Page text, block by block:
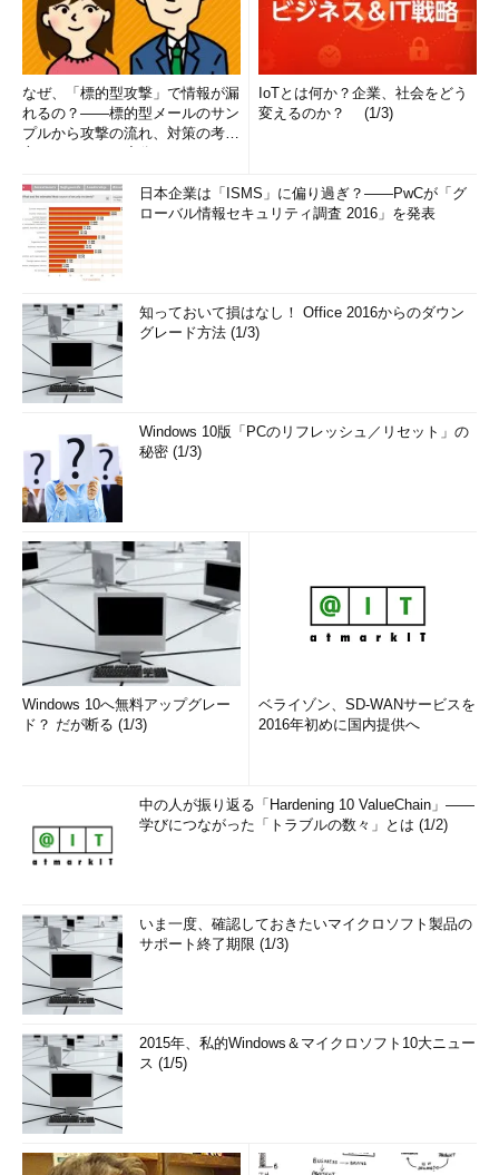
なぜ、「標的型攻撃」で情報が漏
れるの？――標的型メールのサン
プルから攻撃の流れ、対策の考え
IoTとは何か？企業、社会をどう
変えるのか？ (1/3)
日本企業は「ISMS」に偏り過ぎ？――PwCが「グ
ローバル情報セキュリティ調査 2016」を発表
知っておいて損はなし！ Office 2016からのダウン
グレード方法 (1/3)
Windows 10版「PCのリフレッシュ／リセット」の
秘密 (1/3)
Windows 10へ無料アップグレー
ド？ だが断る (1/3)
ベライゾン、SD-WANサービスを
2016年初めに国内提供へ
中の人が振り返る「Hardening 10 ValueChain」――
学びにつながった「トラブルの数々」とは (1/2)
いま一度、確認しておきたいマイクロソフト製品の
サポート終了期限 (1/3)
2015年、私的Windows＆マイクロソフト10大ニュー
ス (1/5)